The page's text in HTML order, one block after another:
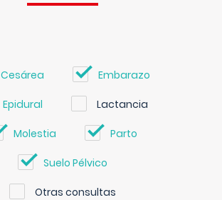
Cesárea Embarazo
Epidural Lactancia
Molestia Parto
Suelo Pélvico
Otras consultas